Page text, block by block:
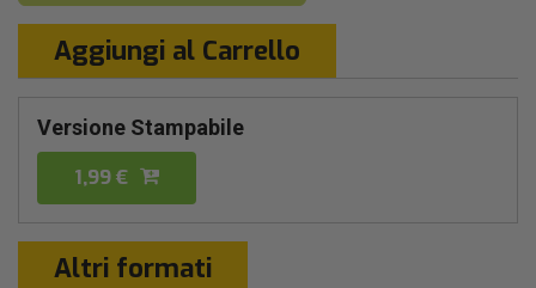
Aggiungi al Carrello
Versione Stampabile
1,99 €
Altri formati